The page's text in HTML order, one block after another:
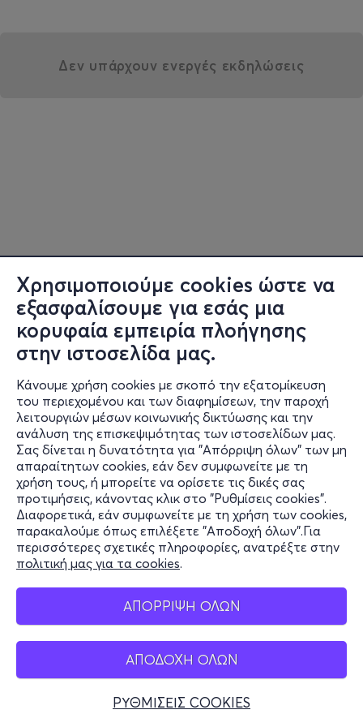
Χρησιμοποιούμε cookies ώστε να
εξασφαλίσουμε για εσάς μια
κορυφαία εμπειρία πλοήγησης
στην ιστοσελίδα μας.
Κάνουμε χρήση cookies με σκοπό την εξατομίκευση
του περιεχομένου και των διαφημίσεων, την παροχή
λειτουργιών μέσων κοινωνικής δικτύωσης και την
ανάλυση της επισκεψιμότητας των ιστοσελίδων μας.
Σας δίνεται η δυνατότητα για "Απόρριψη όλων" των μη
απαραίτητων cookies, εάν δεν συμφωνείτε με τη
χρήση τους, ή μπορείτε να ορίσετε τις δικές σας
προτιμήσεις, κάνοντας κλικ στο "Ρυθμίσεις cookies".
Διαφορετικά, εάν συμφωνείτε με τη χρήση των cookies,
παρακαλούμε όπως επιλέξετε "Αποδοχή όλων".Για
περισσότερες σχετικές πληροφορίες, ανατρέξτε στην
πολιτική μας για τα cookies.
ΑΠΟΡΡΙΨΗ ΟΛΩΝ
ΑΠΟΔΟΧΗ ΟΛΩΝ
ΡΥΘΜΙΣΕΙΣ COOKIES
Δεν υπάρχουν ενεργές εκδηλώσεις